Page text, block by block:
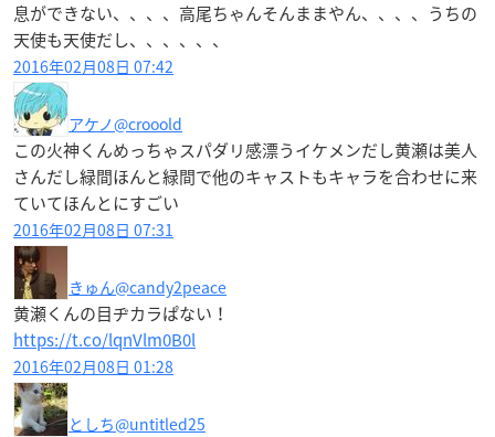
息ができない、、、、高尾ちゃんそんままやん、、、、うちの
天使も天使だし、、、、、、
2016年02月08日 07:42
アケノ@crooold
この火神くんめっちゃスパダリ感漂うイケメンだし黄瀬は美人
さんだし緑間ほんと緑間で他のキャストもキャラを合わせに来
ていてほんとにすごい
2016年02月08日 07:31
きゅん@candy2peace
黄瀬くんの目ヂカラぱない！
https://t.co/lqnVlm0B0l
2016年02月08日 01:28
としち@untitled25